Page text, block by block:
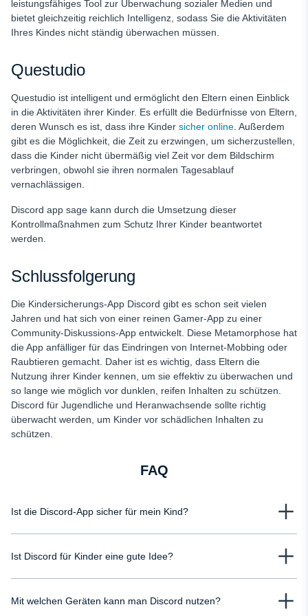
leistungsfähiges Tool zur Überwachung sozialer Medien und
bietet gleichzeitig reichlich Intelligenz, sodass Sie die Aktivitäten
Ihres Kindes nicht ständig überwachen müssen.
Questudio
Questudio ist intelligent und ermöglicht den Eltern einen Einblick
in die Aktivitäten ihrer Kinder. Es erfüllt die Bedürfnisse von Eltern,
deren Wunsch es ist, dass ihre Kinder sicher online . Außerdem
gibt es die Möglichkeit, die Zeit zu erzwingen, um sicherzustellen,
dass die Kinder nicht übermäßig viel Zeit vor dem Bildschirm
verbringen, obwohl sie ihren normalen Tagesablauf
vernachlässigen.
Discord app sage kann durch die Umsetzung dieser
Kontrollmaßnahmen zum Schutz Ihrer Kinder beantwortet
werden.
Schlussfolgerung
Die Kindersicherungs-App Discord gibt es schon seit vielen
Jahren und hat sich von einer reinen Gamer-App zu einer
Community-Diskussions-App entwickelt. Diese Metamorphose hat
die App anfälliger für das Eindringen von Internet-Mobbing oder
Raubtieren gemacht. Daher ist es wichtig, dass Eltern die
Nutzung ihrer Kinder kennen, um sie effektiv zu überwachen und
so lange wie möglich vor dunklen, reifen Inhalten zu schützen.
Discord für Jugendliche und Heranwachsende sollte richtig
überwacht werden, um Kinder vor schädlichen Inhalten zu
schützen.
FAQ
Ist die Discord-App sicher für mein Kind?
Sie kann ja oder nein lauten und hängt davon ab, inwieweit Ihre Kinder mit
Gegenteil ist jedoch der Fall, wenn Ihr Kind in einem öffentlichen
Ist Discord für Kinder eine gute Idee?
Sie kann ja oder nein lauten und hängt davon ab, inwieweit Ihre Kinder mit
Mit welchen Geräten kann man Discord nutzen?